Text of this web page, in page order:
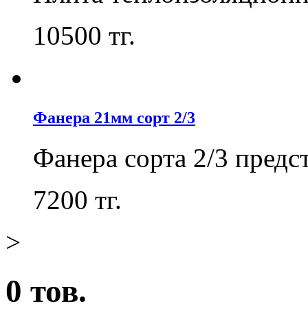
10500 тг.
Фанера 21мм сорт 2/3
Фанера сорта 2/3
7200 тг.
>
0 тов.